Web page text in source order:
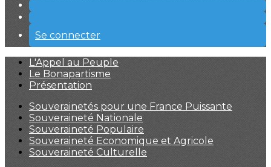
Se connecter
L'Appel au Peuple
Le Bonapartisme
Présentation
Souverainetés pour une France Puissante
Souveraineté Nationale
Souveraineté Populaire
Souveraineté Economique et Agricole
Souveraineté Culturelle